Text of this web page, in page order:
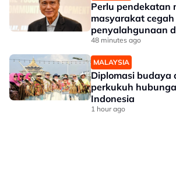
Perlu pendekatan
masyarakat cegah
penyalahgunaan
kalangan kanak-
Thye
48 minutes ago
MALAYSIA
Diplomasi budaya
perkukuh
Indonesia
1 hour ago